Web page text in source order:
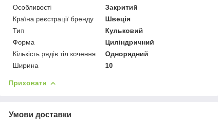
Особливості
Закритий
Країна реєстрації бренду
Швеція
Тип
Кульковий
Форма
Циліндричний
Кількість рядів тіл кочення
Однорядний
Ширина
10
Приховати
Умови доставки